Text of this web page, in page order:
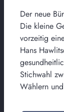
Der neue
Die kleine
vorzeitig
Hans
Stichwahl
Wählern